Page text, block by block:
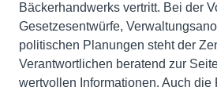
Bäckerhandwerks vertritt. Bei der
Gesetzesentwürfe,
politischen Planungen steht der
Verantwortlichen beratend zur
wertvollen Informationen. Auch die